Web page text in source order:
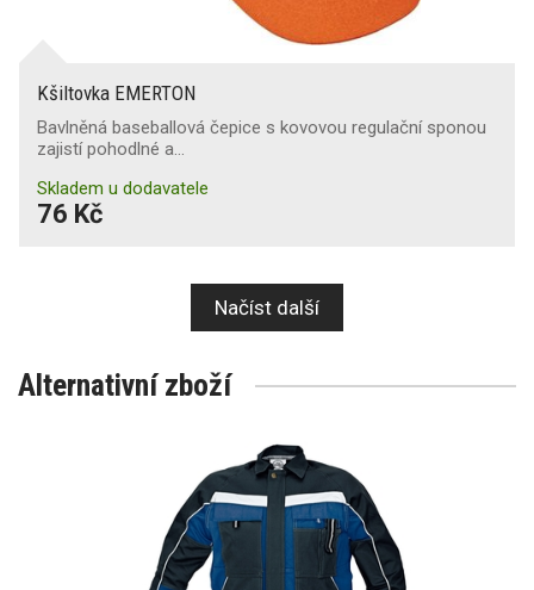
Kšiltovka EMERTON
Bavlněná baseballová čepice s kovovou regulační sponou
zajistí pohodlné a…
Skladem u dodavatele
76 Kč
Načíst další
Alternativní zboží